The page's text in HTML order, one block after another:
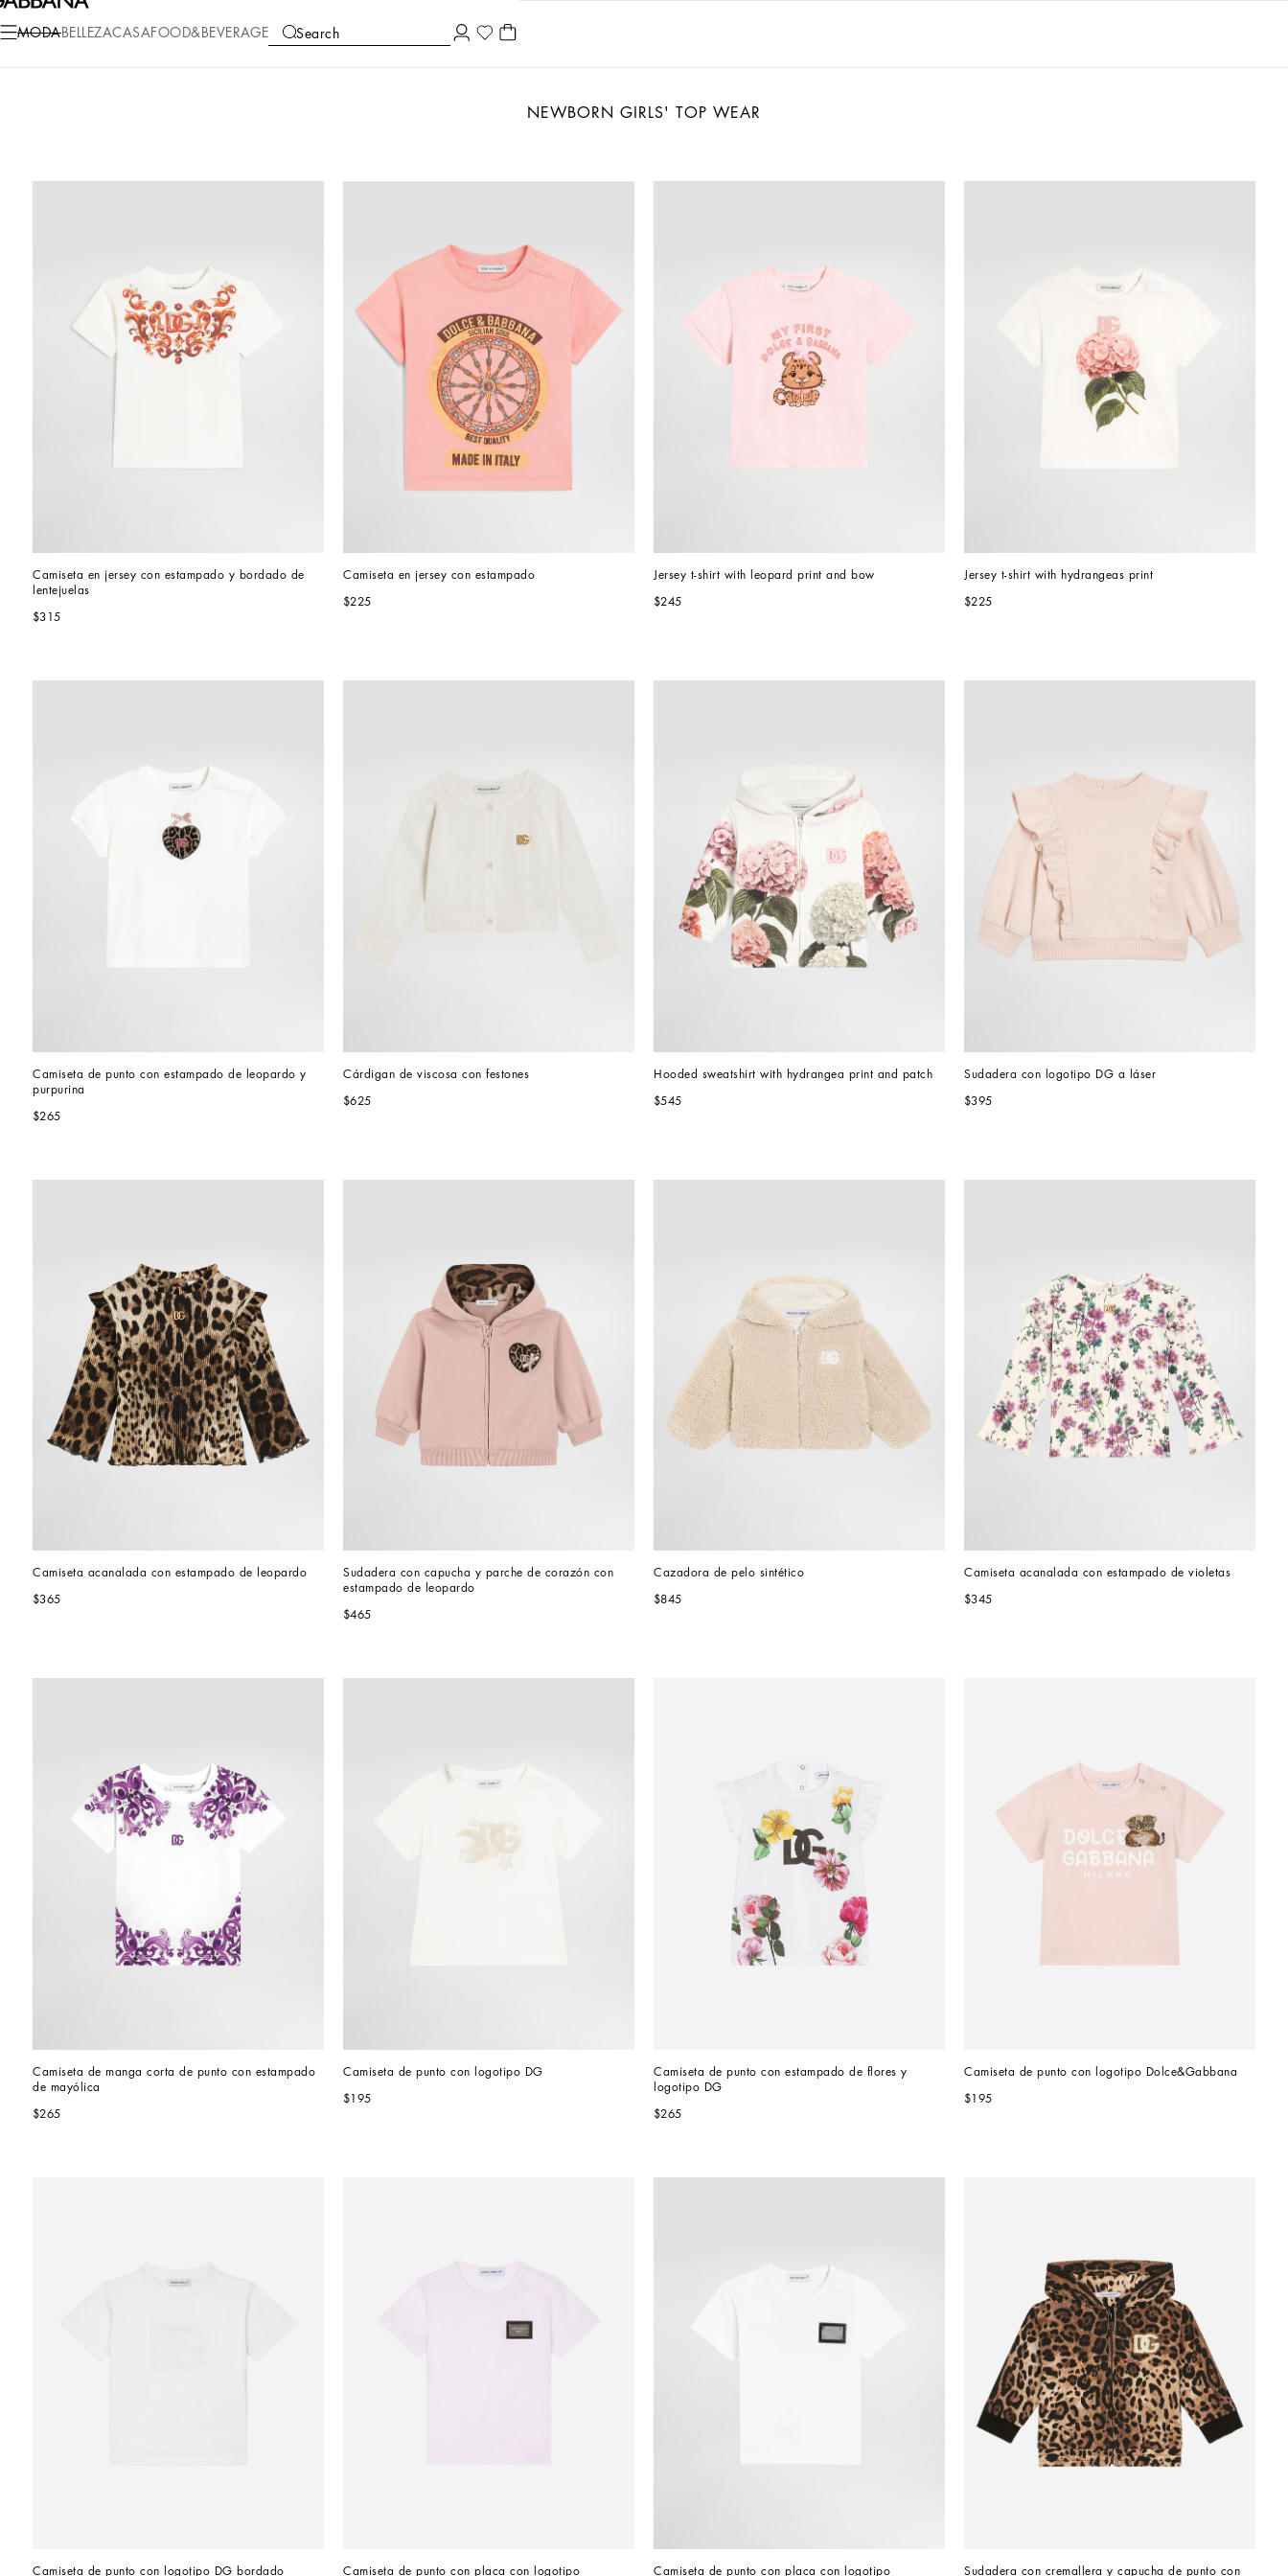
MODABELLEZACASA FOOD&BEVERAGE Search
COLLECTIONS
NEWBORN GIRLS' TOP WEAR
Camiseta en jersey con estampado y bordado de
lentejuelas
$315
Camiseta en jersey con estampado
$225
Jersey t-shirt with leopard print and bow
$245
Jersey t-shirt with hydrangeas print
$225
Camiseta de punto con estampado de leopardo y
purpurina
$265
Cárdigan de viscosa con festones
$625
Hooded sweatshirt with hydrangea print and patch
$545
Sudadera con logotipo DG a láser
$395
Camiseta acanalada con estampado de leopardo
$365
Sudadera con capucha y parche de corazón con
estampado de leopardo
$465
Cazadora de pelo sintético
$845
Camiseta acanalada con estampado de violetas
$345
Camiseta de manga corta de punto con estampado
de mayólica
$265
Camiseta de punto con logotipo DG
$195
Camiseta de punto con estampado de flores y
logotipo DG
$265
Camiseta de punto con logotipo Dolce&Gabbana
$195
Camiseta de punto con logotipo DG bordado Camiseta de punto con placa con logotipo Camiseta de punto con placa con logotipo Sudadera con cremallera y capucha de punto con